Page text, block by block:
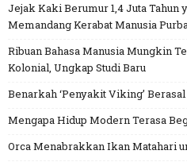
Jejak Kaki Berumur 1,4 Juta Tahun
Memandang Kerabat Manusia
Ribuan Bahasa Manusia Mungkin
Kolonial, Ungkap Studi Baru
Benarkah ‘Penyakit Viking’
Mengapa Hidup Modern Terasa
Orca Menabrakkan Ikan Matahari